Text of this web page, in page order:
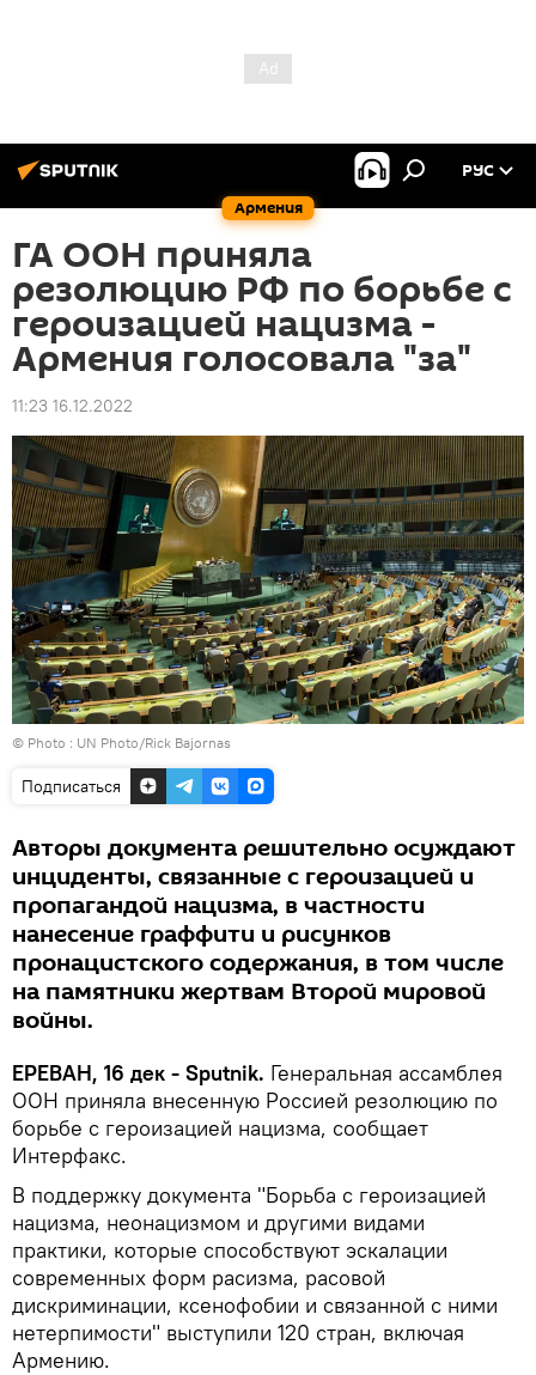
Армения
РУС
ГА ООН приняла
резолюцию РФ по борьбе с
героизацией нацизма -
Армения голосовала "за"
11:23 16.12.2022
© Photo : UN Photo/Rick Bajornas
Подписаться
Авторы документа решительно осуждают
инциденты, связанные с героизацией и
пропагандой нацизма, в частности
нанесение граффити и рисунков
пронацистского содержания, в том числе
на памятники жертвам Второй мировой
войны.
ЕРЕВАН, 16 дек - Sputnik. Генеральная ассамблея
ООН приняла внесенную Россией резолюцию по
борьбе с героизацией нацизма, сообщает
Интерфакс.
В поддержку документа "Борьба с героизацией
нацизма, неонацизмом и другими видами
практики, которые способствуют эскалации
современных форм расизма, расовой
дискриминации, ксенофобии и связанной с ними
нетерпимости" выступили 120 стран, включая
Армению.